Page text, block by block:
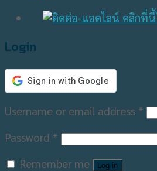
Login
Username or email address *
Password *
Remember me
Log in